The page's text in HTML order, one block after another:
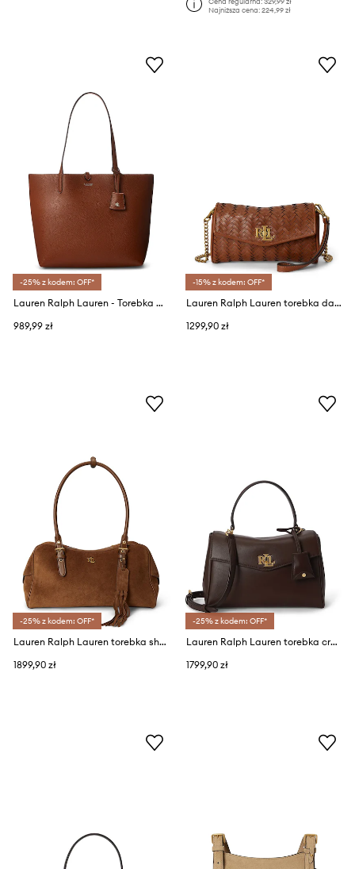
Najniższa cena:224,99 zł
-25% z kodem: OFF*
Lauren Ralph Lauren - Torebka dwustronna 431795329002
989,99 zł
-15% z kodem: OFF*
Lauren Ralph Lauren torebka damska skórzana
1299,90 zł
-25% z kodem: OFF*
Lauren Ralph Lauren torebka shopper damska zamszowa
1899,90 zł
-25% z kodem: OFF*
Lauren Ralph Lauren torebka crossbody damska skórzana
1799,90 zł